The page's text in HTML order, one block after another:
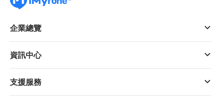
企業總覽
資訊中心
支援服務